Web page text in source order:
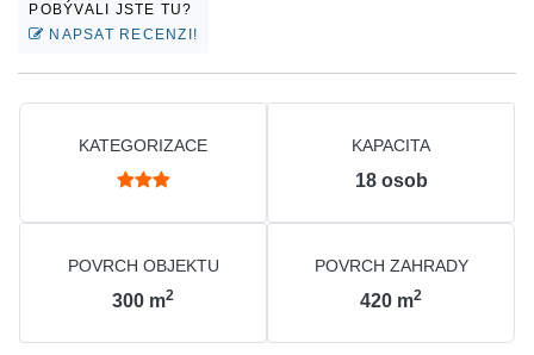
POBÝVALI JSTE TU?
NAPSAT RECENZI!
KATEGORIZACE KAPACITA
18 osob
POVRCH OBJEKTU
300 m2
POVRCH ZAHRADY
420 m2